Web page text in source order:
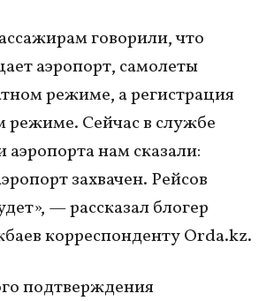
говорили, что
аэропорт, самолеты
режиме, а регистрация
режиме. Сейчас в службе
аэропорта нам сказали:
захвачен. Рейсов
— рассказал блогер
корреспонденту Orda.kz.
подтверждения